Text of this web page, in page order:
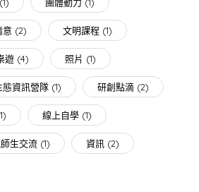
意 (2) 文明課程 (1)
遊 (4) 照片 (1)
態資訊營隊 (1) 研創點滴 (2)
線上自學 (1)
生交流 (1) 資訊 (2)